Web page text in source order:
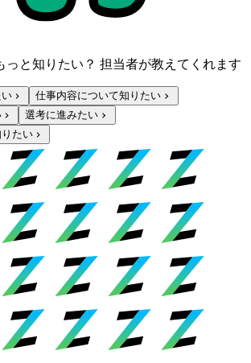
っと知りたい？ 担当者が教えてくれます
仕事内容について知りたい
選考に進みたい
たい